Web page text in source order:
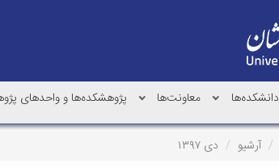
دانشکده‌ها معاونت‌ها پژوهشکده‌ها و واحدهای
آرشیو دی ۱۳۹۷